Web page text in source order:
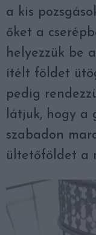
a kis
őket a
helyezzük be
ítélt földet
pedig
látjuk, hogy a
szabadon
ültetőföldet a